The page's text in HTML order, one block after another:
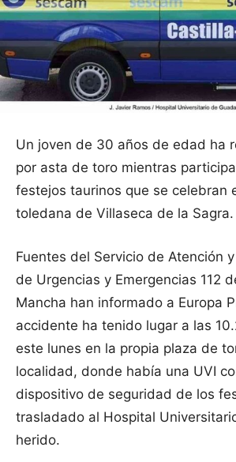
Un joven de 30 años de edad ha
por asta de toro mientras
festejos taurinos que se celebran
toledana de Villaseca de la Sagra.
Fuentes del Servicio de Atención
de Urgencias y Emergencias 112
Mancha han informado a Europa
accidente ha tenido lugar a las
este lunes en la propia plaza de
localidad, donde había una UVI
dispositivo de seguridad de los
trasladado al Hospital
herido.